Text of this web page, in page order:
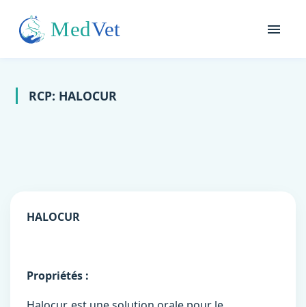
RCP: HALOCUR
HALOCUR
Propriétés :